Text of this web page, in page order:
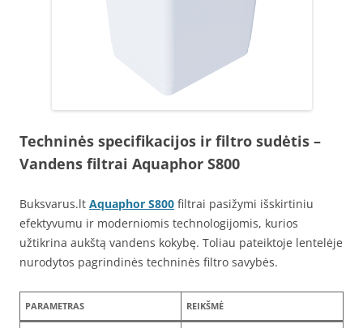
Techninės specifikacijos ir filtro sudėtis –
Vandens filtrai Aquaphor S800
Buksvarus.lt Aquaphor S800 filtrai pasižymi išskirtiniu
efektyvumu ir moderniomis technologijomis, kurios
užtikrina aukštą vandens kokybę. Toliau pateiktoje lentelėje
nurodytos pagrindinės techninės filtro savybės.
PARAMETRAS REIKŠMĖ